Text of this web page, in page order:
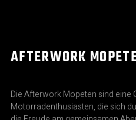
AFTERWORK
Die Afterwork Mopeten sind eine
Motorradenthusiasten, die sich